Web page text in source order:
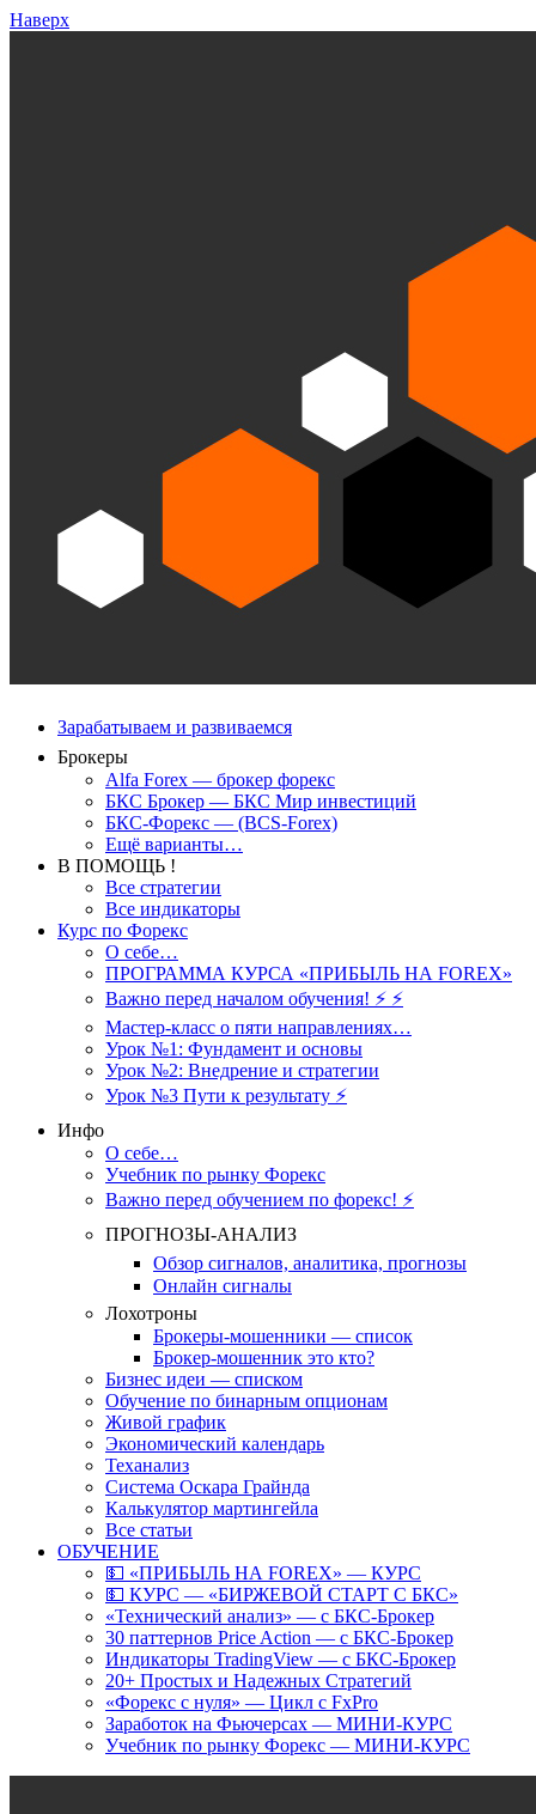
Наверх
Зарабатываем и развиваемся
Брокеры
Alfa Forex — брокер форекс
БКС Брокер — БКС Мир инвестиций
БКС-Форекс — (BCS-Forex)
Ещё варианты…
В ПОМОЩЬ !
Все стратегии
Все индикаторы
Курс по Форекс
О себе…
ПРОГРАММА КУРСА «ПРИБЫЛЬ НА FOREX»
Важно перед началом обучения! ⚡ ⚡
Мастер-класс о пяти направлениях…
Урок №1: Фундамент и основы
Урок №2: Внедрение и стратегии
Урок №3 Пути к результату ⚡️
Инфо
О себе…
Учебник по рынку Форекс
Важно перед обучением по форекс! ⚡
ПРОГНОЗЫ-АНАЛИЗ
Обзор сигналов, аналитика, прогнозы
Онлайн сигналы
Лохотроны
Брокеры-мошенники — список
Брокер-мошенник это кто?
Бизнес идеи — списком
Обучение по бинарным опционам
Живой график
Экономический календарь
Теханализ
Система Оскара Грайнда
Калькулятор мартингейла
Все статьи
ОБУЧЕНИЕ
💵 «ПРИБЫЛЬ НА FOREX» — КУРС
💵 КУРС — «БИРЖЕВОЙ СТАРТ С БКС»
«Технический анализ» — с БКС-Брокер
30 паттернов Price Action — с БКС-Брокер
Индикаторы TradingView — с БКС-Брокер
20+ Простых и Надежных Стратегий
«Форекс с нуля» — Цикл с FxPro
Заработок на Фьючерсах — МИНИ-КУРС
Учебник по рынку Форекс — МИНИ-КУРС